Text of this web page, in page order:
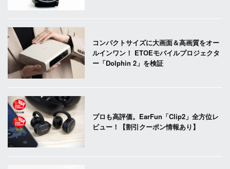
コンパクトサイズに大画面＆高画質をオー
ルインワン！ ETOEモバイルプロジェクタ
ー「Dolphin 2」を検証
プロも高評価。EarFun「Clip2」全方位レ
ビュー！【割引クーポン情報あり】